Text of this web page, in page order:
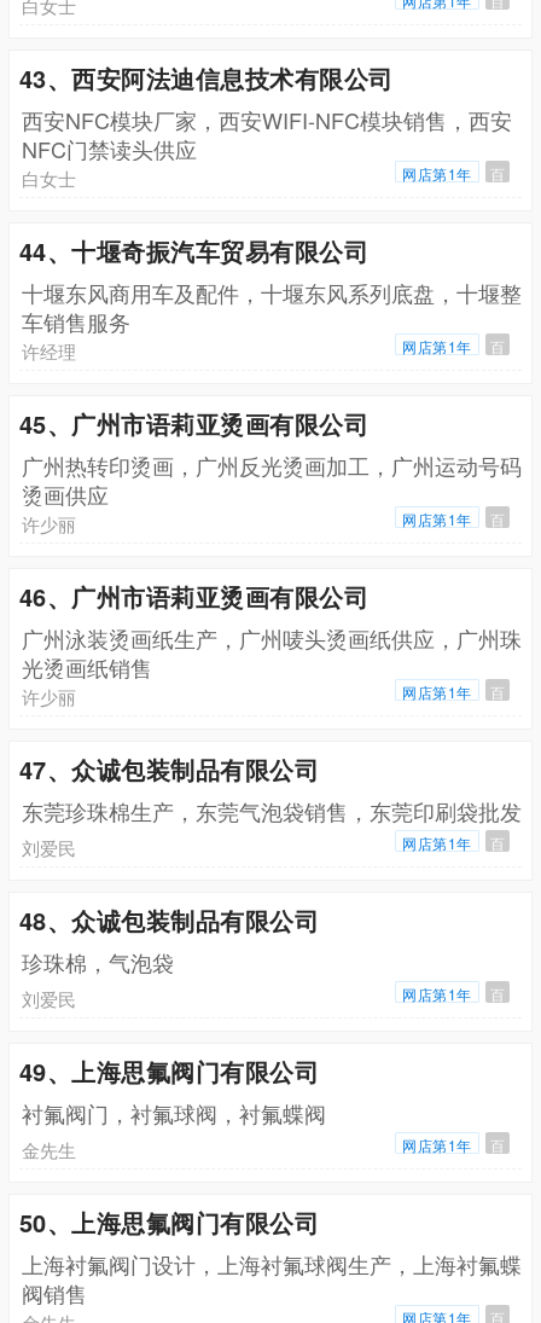
白女士
43、西安阿法迪信息技术有限公司
西安NFC模块厂家，西安WIFI-NFC模块销售，西安
NFC门禁读头供应
白女士 网店第1年 百
44、十堰奇振汽车贸易有限公司
十堰东风商用车及配件，十堰东风系列底盘，十堰整
车销售服务
许经理 网店第1年 百
45、广州市语莉亚烫画有限公司
广州热转印烫画，广州反光烫画加工，广州运动号码
烫画供应
许少丽 网店第1年 百
46、广州市语莉亚烫画有限公司
广州泳装烫画纸生产，广州唛头烫画纸供应，广州珠
光烫画纸销售
许少丽 网店第1年 百
47、众诚包装制品有限公司
东莞珍珠棉生产，东莞气泡袋销售，东莞印刷袋批发
刘爱民 网店第1年 百
48、众诚包装制品有限公司
珍珠棉，气泡袋
刘爱民 网店第1年 百
49、上海思氟阀门有限公司
衬氟阀门，衬氟球阀，衬氟蝶阀
金先生 网店第1年 百
50、上海思氟阀门有限公司
上海衬氟阀门设计，上海衬氟球阀生产，上海衬氟蝶
阀销售
网店第1年 百